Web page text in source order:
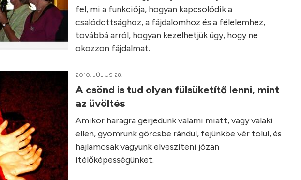
fel, mi a funkciója, hogyan kapcsolódik a
csalódottsághoz, a fájdalomhoz és a félelemhez,
továbbá arról, hogyan kezelhetjük úgy, hogy ne
okozzon fájdalmat.
2010. JÚLIUS 28.
A csönd is tud olyan fülsüketítő lenni, mint
az üvöltés
Amikor haragra gerjedünk valami miatt, vagy valaki
ellen, gyomrunk görcsbe rándul, fejünkbe vér tolul, és
hajlamosak vagyunk elveszíteni józan
ítélőképességünket.